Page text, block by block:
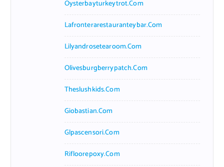
Oysterbayturkeytrot.com
Lafronterarestauranteybar.com
Lilyandrosetearoom.com
Olivesburgberrypatch.com
Theslushkids.com
Giobastian.com
Glpascensori.com
Rifloorepoxy.com